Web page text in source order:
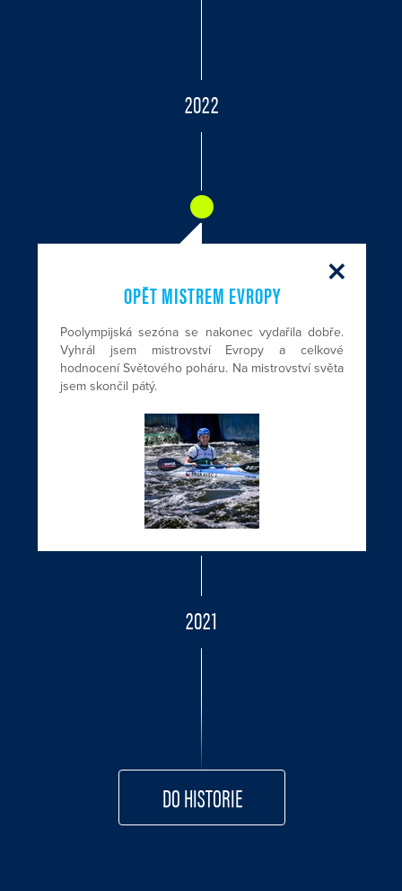
2022
×
OPĚT MISTREM EVROPY
Poolympijská sezóna se nakonec vydařila dobře.
Vyhrál jsem mistrovství Evropy a celkové
hodnocení Světového poháru. Na mistrovství světa
jsem skončil pátý.
2021
DO HISTORIE